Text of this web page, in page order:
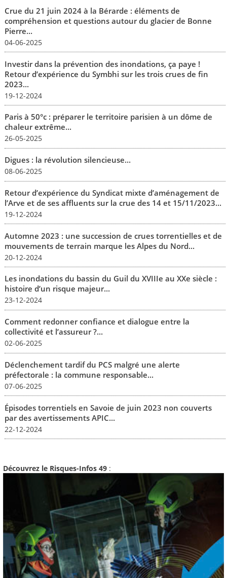
Crue du 21 juin 2024 à la Bérarde : éléments de
compréhension et questions autour du glacier de Bonne
Pierre...
04-06-2025
Investir dans la prévention des inondations, ça paye !
Retour d’expérience du Symbhi sur les trois crues de fin
2023...
19-12-2024
Paris à 50°c : préparer le territoire parisien à un dôme de
chaleur extrême...
26-05-2025
Digues : la révolution silencieuse...
08-06-2025
Retour d’expérience du Syndicat mixte d’aménagement de
l’Arve et de ses affluents sur la crue des 14 et 15/11/2023...
19-12-2024
Automne 2023 : une succession de crues torrentielles et de
mouvements de terrain marque les Alpes du Nord...
20-12-2024
Les inondations du bassin du Guil du XVIIIe au XXe siècle :
histoire d’un risque majeur...
23-12-2024
Comment redonner confiance et dialogue entre la
collectivité et l’assureur ?...
02-06-2025
Déclenchement tardif du PCS malgré une alerte
préfectorale : la commune responsable...
07-06-2025
Épisodes torrentiels en Savoie de juin 2023 non couverts
par des avertissements APIC...
22-12-2024
Découvrez le Risques-Infos 49 :